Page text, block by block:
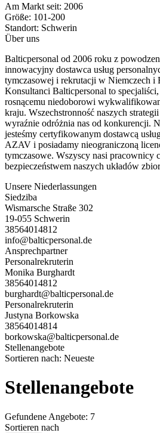
Am Markt seit: 2006
Größe: 101-200
Standort: Schwerin
Über uns
Balticpersonal od 2006 roku z
innowacyjny dostawca usług
tymczasowej i rekrutacji w Niemczech i
Konsultanci Balticpersonal to
rosnącemu niedoborowi
kraju. Wszechstronność naszych
wyraźnie odróżnia nas od konkurencji.
jesteśmy certyfikowanym dostawcą
AZAV i posiadamy nieograniczoną
tymczasowe. Wszyscy nasi pracownicy
bezpieczeństwem naszych układów
Unsere Niederlassungen
Siedziba
Wismarsche Straße 302
19-055 Schwerin
38564014812
info@balticpersonal.de
Ansprechpartner
Personalrekruterin
Monika Burghardt
38564014812
burghardt@balticpersonal.de
Personalrekruterin
Justyna Borkowska
38564014814
borkowska@balticpersonal.de
Stellenangebote
Sortieren nach: Neueste
Stellenangebote
Gefundene Angebote: 7
Sortieren nach